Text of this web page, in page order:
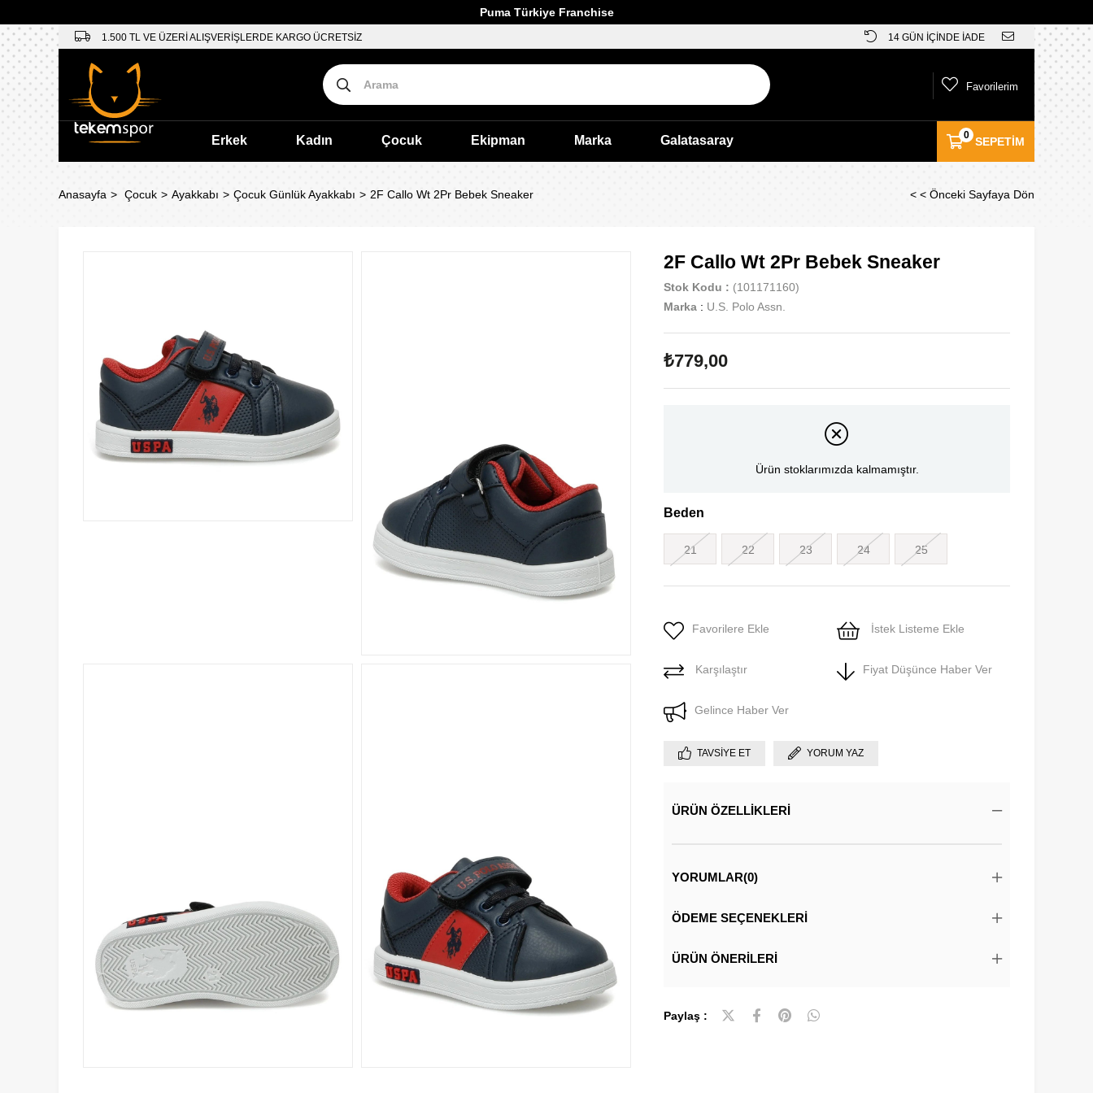
Puma Türkiye Franchise
1.500 TL VE ÜZERİ ALIŞVERİŞLERDE KARGO ÜCRETSİZ 14 GÜN İÇİNDE İADE
SEPETIM
0
Favorilerim
Erkek Kadın Çocuk Ekipman Marka Galatasaray
Anasayfa Çocuk Ayakkabı Çocuk Günlük Ayakkabı 2F Callo Wt 2Pr Bebek Sneaker < < Önceki Sayfaya Dön
2F Callo Wt 2Pr Bebek Sneaker
Stok Kodu
(101171160)
Marka : U.S. Polo Assn.
₺779,00
Ürün stoklarımızda kalmamıştır.
Beden
21 22 23 24 25
Favorilere Ekle İstek Listeme Ekle
Karşılaştır Fiyat Düşünce Haber Ver
Gelince Haber Ver
TAVSIYE ET YORUM YAZ
ÜRÜN ÖZELLIKLERI
YORUMLAR(0)
ÖDEME SEÇENEKLERI
ÜRÜN ÖNERILERI
Paylaş :